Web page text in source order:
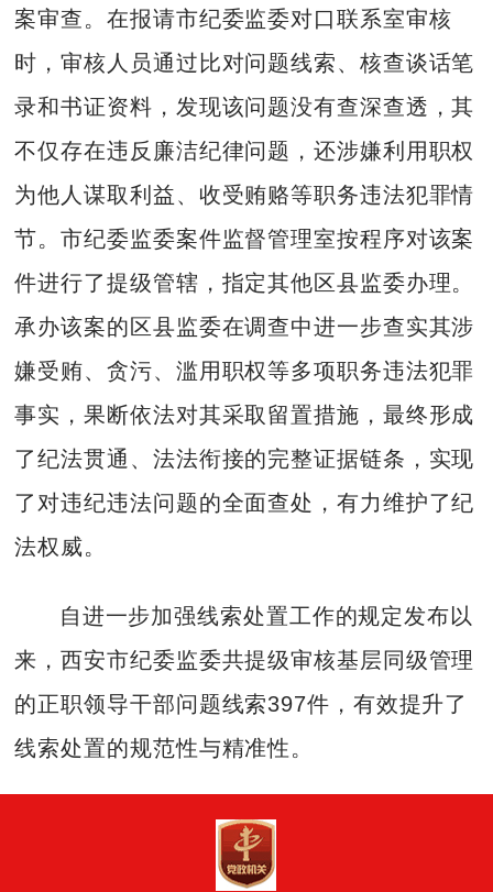
案审查。在报请市纪委监委对口联系室审核
时，审核人员通过比对问题线索、核查谈话笔
录和书证资料，发现该问题没有查深查透，其
不仅存在违反廉洁纪律问题，还涉嫌利用职权
为他人谋取利益、收受贿赂等职务违法犯罪情
节。市纪委监委案件监督管理室按程序对该案
件进行了提级管辖，指定其他区县监委办理。
承办该案的区县监委在调查中进一步查实其涉
嫌受贿、贪污、滥用职权等多项职务违法犯罪
事实，果断依法对其采取留置措施，最终形成
了纪法贯通、法法衔接的完整证据链条，实现
了对违纪违法问题的全面查处，有力维护了纪
法权威。
自进一步加强线索处置工作的规定发布以
来，西安市纪委监委共提级审核基层同级管理
的正职领导干部问题线索397件，有效提升了
线索处置的规范性与精准性。